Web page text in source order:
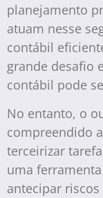
planejamento
atuam nesse
contábil
grande desafio
contábil pode
No entanto, o
compreendido
terceirizar
uma
antecipar